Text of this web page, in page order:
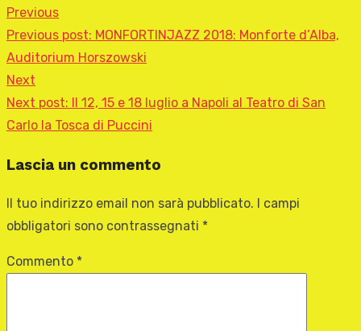
Previous
Previous post: MONFORTINJAZZ 2018: Monforte d’Alba,
Auditorium Horszowski
Next
Next post: Il 12, 15 e 18 luglio a Napoli al Teatro di San
Carlo la Tosca di Puccini
Lascia un commento
Il tuo indirizzo email non sarà pubblicato.
I campi
obbligatori sono contrassegnati *
Commento *